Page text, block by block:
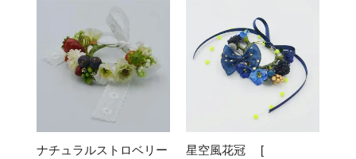
ナチュラルストロベリー
星空風花冠 [